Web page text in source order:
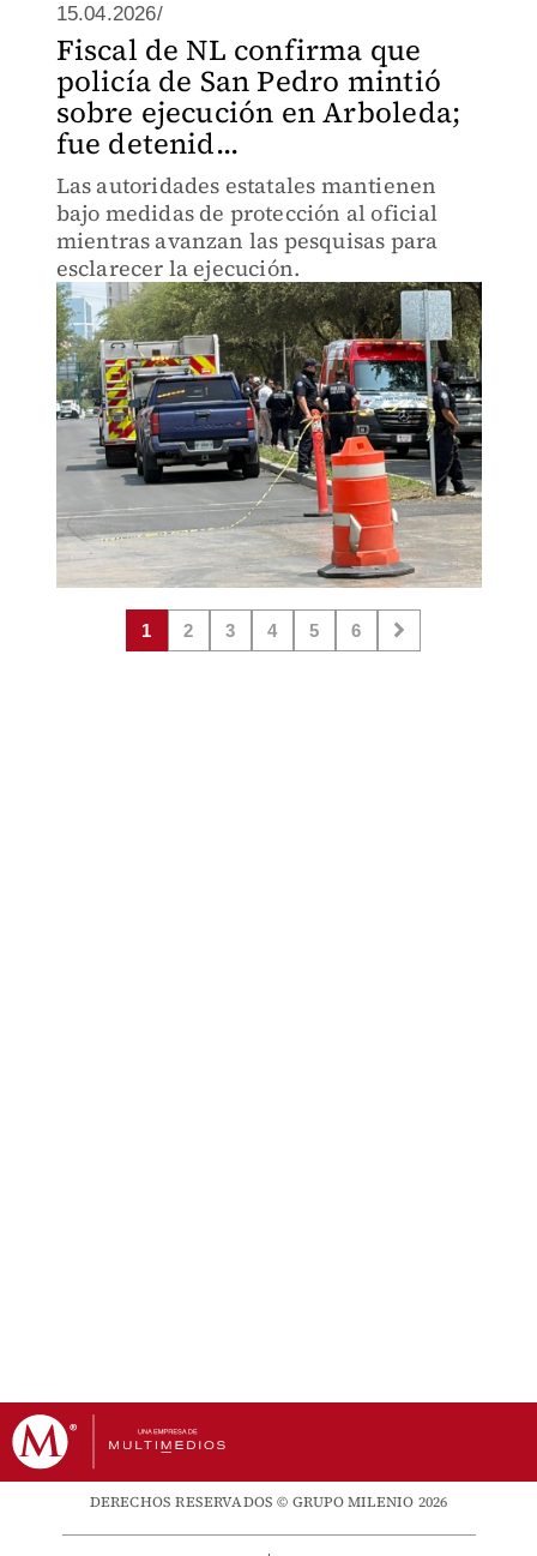
15.04.2026/
Fiscal de NL confirma que
policía de San Pedro mintió
sobre ejecución en Arboleda;
fue detenid...
Las autoridades estatales mantienen
bajo medidas de protección al oficial
mientras avanzan las pesquisas para
esclarecer la ejecución.
1 2 3 4 5 6
DERECHOS RESERVADOS © GRUPO MILENIO 2026